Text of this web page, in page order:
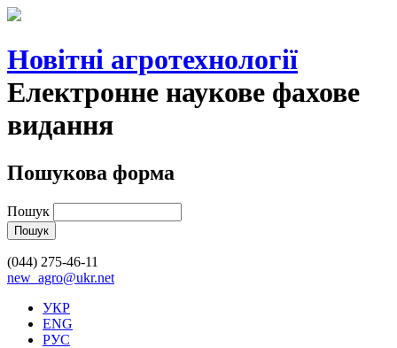
Новітні агротехнології
Електронне наукове фахове
видання
Пошукова форма
Пошук
(044) 275-46-11
new_agro@ukr.net
УКР
ENG
РУС